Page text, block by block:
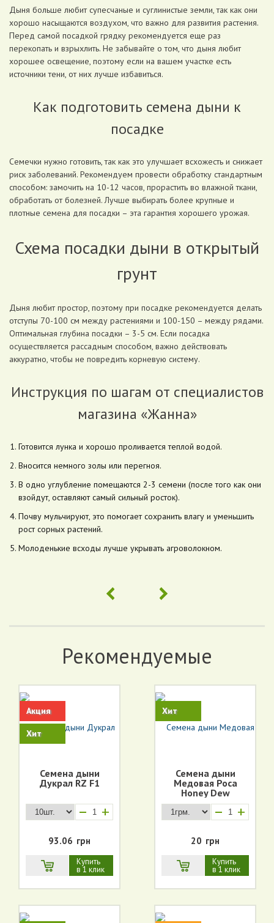
Дыня больше любит супесчаные и суглинистые земли, так как они
хорошо насыщаются воздухом, что важно для развития растения.
Перед самой посадкой грядку рекомендуется еще раз
перекопать и взрыхлить. Не забывайте о том, что дыня любит
хорошее освещение, поэтому если на вашем участке есть
источники тени, от них лучше избавиться.
Как подготовить семена дыни к
посадке
Семечки нужно готовить, так как это улучшает всхожесть и снижает
риск заболеваний. Рекомендуем провести обработку стандартным
способом: замочить на 10-12 часов, прорастить во влажной ткани,
обработать от болезней. Лучше выбирать более крупные и
плотные семена для посадки – эта гарантия хорошего урожая.
Схема посадки дыни в открытый
грунт
Дыня любит простор, поэтому при посадке рекомендуется делать
отступы 70-100 см между растениями и 100-150 – между рядами.
Оптимальная глубина посадки – 3-5 см. Если посадка
осуществляется рассадным способом, важно действовать
аккуратно, чтобы не повредить корневую систему.
Инструкция по шагам от специалистов
магазина «Жанна»
Готовится лунка и хорошо проливается теплой водой.
Вносится немного золы или перегноя.
В одно углубление помещаются 2-3 семени (после того как они
взойдут, оставляют самый сильный росток).
Почву мульчируют, это помогает сохранить влагу и уменьшить
рост сорных растений.
Молоденькие всходы лучше укрывать агроволокном.
Рекомендуемые
Акция
Хит
Семена дыни
Дукрал RZ F1
+
93.06 грн
Купить
в 1 клик
Хит
Семена дыни
Медовая Роса
Honey Dew
+
20 грн
Купить
в 1 клик